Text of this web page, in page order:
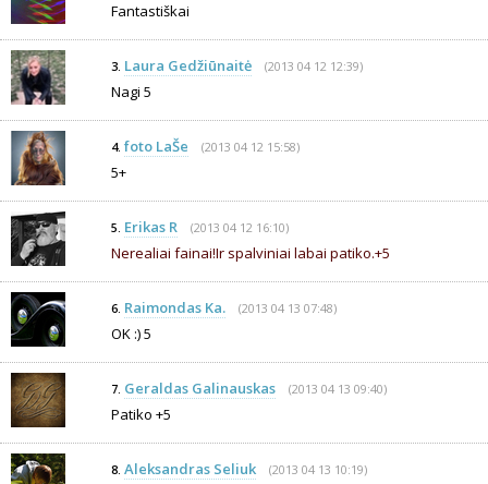
Fantastiškai
3. Laura Gedžiūnaitė (2013 04 12 12:39)
Nagi 5
4. foto LaŠe (2013 04 12 15:58)
5+
5. Erikas R (2013 04 12 16:10)
Nerealiai fainai!Ir spalviniai labai patiko.+5
6. Raimondas Ka. (2013 04 13 07:48)
OK :) 5
7. Geraldas Galinauskas (2013 04 13 09:40)
Patiko +5
8. Aleksandras Seliuk (2013 04 13 10:19)